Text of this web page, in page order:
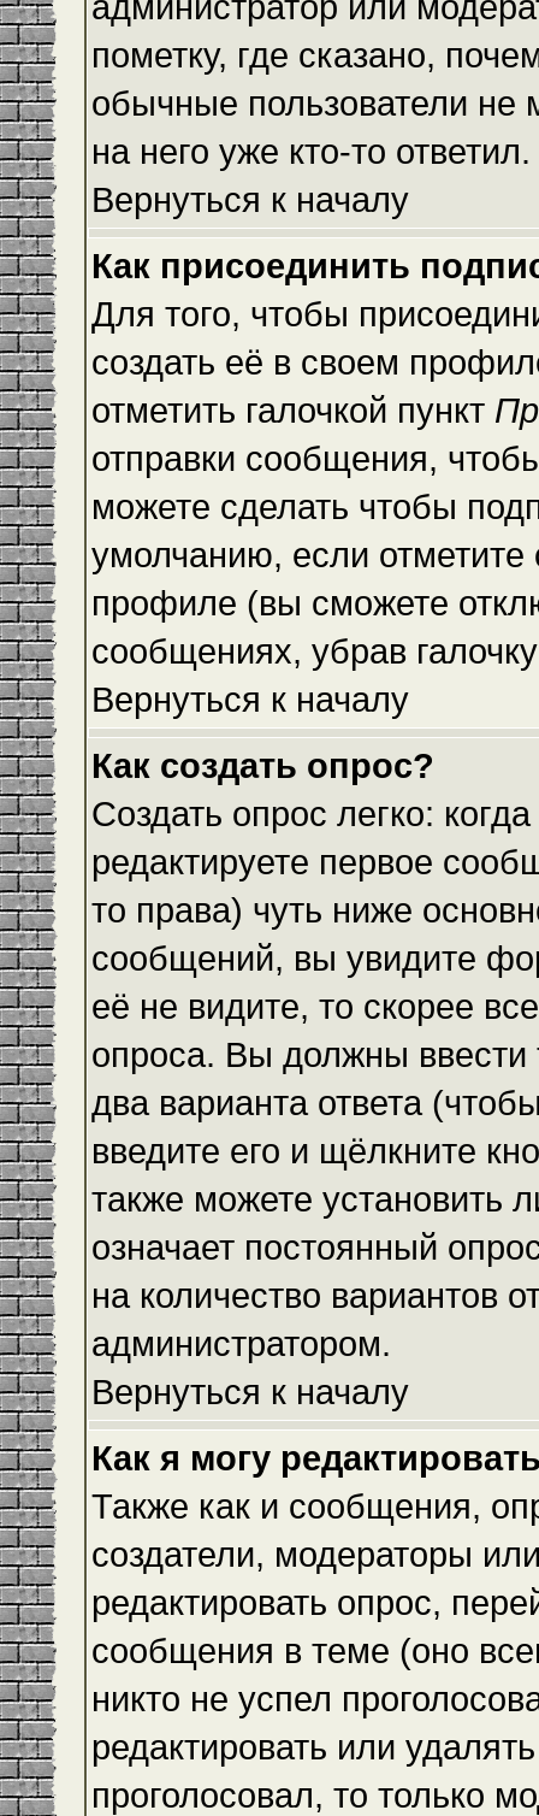
пометку, где сказано,
обычные пользователи не
на него уже кто-то ответил.
Вернуться к началу
Как присоединить
Для того, чтобы
создать её в своем
отметить галочкой пункт
отправки сообщения,
можете сделать чтобы
умолчанию, если
профиле (вы сможете
сообщениях, убрав
Вернуться к началу
Как создать опрос?
Создать опрос легко:
редактируете первое
то права) чуть ниже
сообщений, вы увидите
её не видите, то скорее
опроса. Вы должны
два варианта ответа
введите его и щёлкните
также можете установить
означает постоянный
на количество вариантов
администратором.
Вернуться к началу
Как я могу
Также как и сообщения,
создатели, модераторы
редактировать опрос,
сообщения в теме (оно
никто не успел
редактировать или
проголосовал, то только